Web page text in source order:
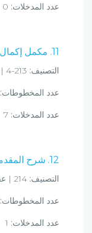
عدد المدخلات:
11. مكمل إكمال الإكمال
التصنيف:
عدد المخطوطات:
عدد المدخلات:
12. شرح المقدمة (السنوسي)
التصنيف:
عدد المخطوطات:
عدد المدخلات: